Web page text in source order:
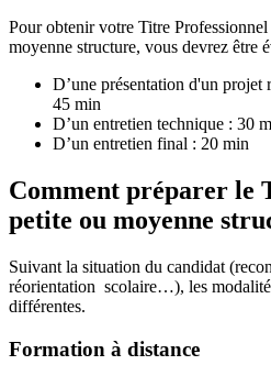
Pour obtenir votre Titre
moyenne structure, vous devrez être
D’une présentation d'un projet
45 min
D’un entretien technique : 30
D’un entretien final : 20 min
Comment préparer le
petite ou moyenne
Suivant la situation du candidat
réorientation scolaire…), les
différentes.
Formation à distance